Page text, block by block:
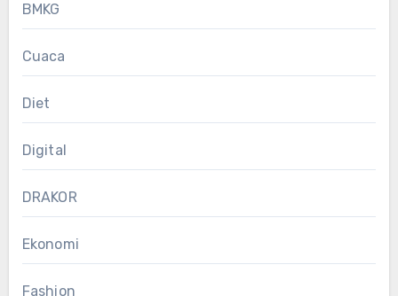
BMKG
Cuaca
Diet
Digital
DRAKOR
Ekonomi
Fashion